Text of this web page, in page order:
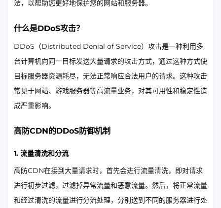
法，以帮助您更好地保护您的网站和服务器。
什么是DDoS攻击？
DDoS（Distributed Denial of Service）攻击是一种利用多
台计算机向同一目标发送大量请求的攻击方式，通过这种方式使
目标服务器资源耗尽，无法正常响应合法用户的请求。这种攻击
常见于网站、游戏服务器等高流量业务，对其可用性和稳定性造
成严重影响。
高防CDN的DDoS防御机制
1. 流量清洗和分流
高防CDN在接到大量请求时，首先会进行流量清洗，即对请求
进行初步过滤，过滤掉异常流量和恶意流量。然后，将正常流量
和经过清洗的流量进行分流处理，分别送到不同的服务器进行处